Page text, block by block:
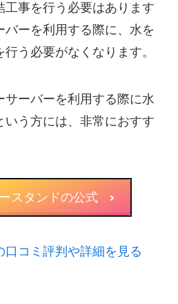
工事を行う必要はあります
バーを利用する際に、水を
う必要がなくなります。
サーバーを利用する際に水
いう方には、非常におすす
スタンドの公式
口コミ評判や詳細を見る